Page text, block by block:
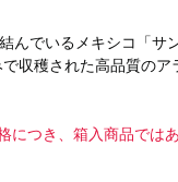
んでいるメキシコ「サ
収穫された高品質のア
つき、箱入商品では